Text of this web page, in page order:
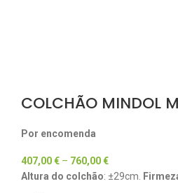
COLCHÃO MINDOL
Por encomenda
407,00€ – 760,00€
Altura do colchão: ±29cm.